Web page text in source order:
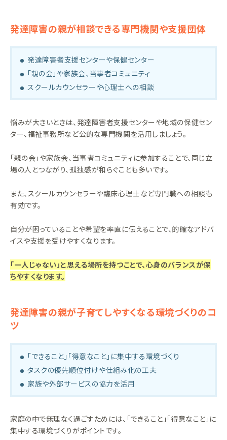
発達障害の親が相談できる専門機関や支援団体
発達障害者支援センターや保健センター
「親の会」や家族会、当事者コミュニティ
スクールカウンセラーや心理士への相談
悩みが大きいときは、発達障害者支援センターや地域の保健セン
ター、福祉事務所など公的な専門機関を活用しましょう。
「親の会」や家族会、当事者コミュニティに参加することで、同じ立
場の人とつながり、孤独感が和らぐことも多いです。
また、スクールカウンセラーや臨床心理士など専門職への相談も
有効です。
自分が困っていることや希望を率直に伝えることで、的確なアドバ
イスや支援を受けやすくなります。
「一人じゃない」と思える場所を持つことで、心身のバランスが保
ちやすくなります。
発達障害の親が子育てしやすくなる環境づくりのコ
ツ
「できること」「得意なこと」に集中する環境づくり
タスクの優先順位付けや仕組み化の工夫
家族や外部サービスの協力を活用
家庭の中で無理なく過ごすためには、「できること」「得意なこと」に
集中する環境づくりがポイントです。